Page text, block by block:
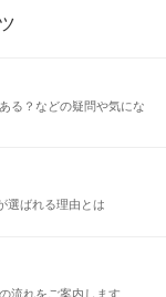
る？などの疑問や気にな
選ばれる理由とは
流れをご案内します